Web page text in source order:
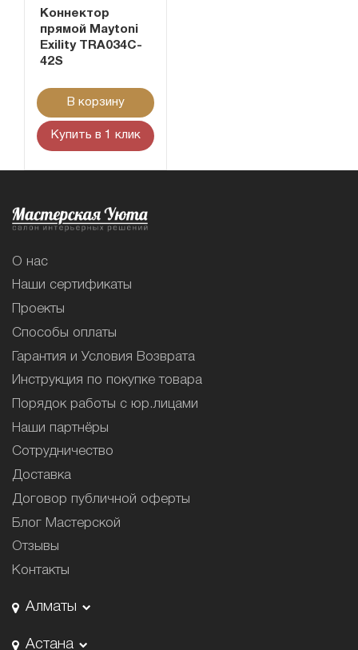
Коннектор
прямой Maytoni
Exility TRA034C-
42S
В корзину
Купить в 1 клик
О нас
Наши сертификаты
Проекты
Способы оплаты
Гарантия и Условия Возврата
Инструкция по покупке товара
Порядок работы с юр.лицами
Наши партнёры
Сотрудничество
Доставка
Договор публичной оферты
Блог Мастерской
Отзывы
Контакты
Алматы
Астана